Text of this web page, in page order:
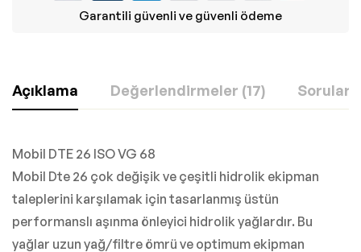
Garantili güvenli ve güvenli ödeme
Açıklama Değerlendirmeler (17) Sorular
Mobil DTE 26 ISO VG 68
Mobil Dte 26 çok değişik ve çeşitli hidrolik ekipman
taleplerini karşılamak için tasarlanmış üstün
performanslı aşınma önleyici hidrolik yağlardır. Bu
yağlar uzun yağ/filtre ömrü ve optimum ekipman